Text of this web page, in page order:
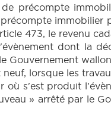
précompte
immobilier
473, le revenu
dont la
Gouvernement
lorsque les
où s'est produit
» arrêté par le